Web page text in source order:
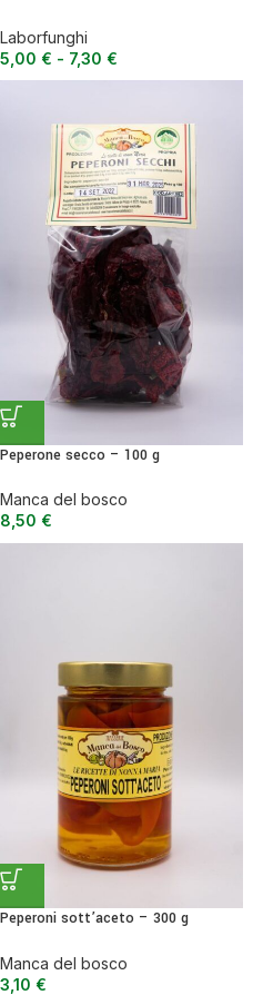
Laborfunghi
5,00 € - 7,30 €
Peperone secco – 100 g
Manca del bosco
8,50 €
Peperoni sott’aceto – 300 g
Manca del bosco
3,10 €